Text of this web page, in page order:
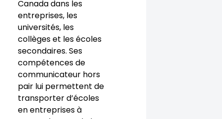
Canada dans les
entreprises, les
universités, les
collèges et les écoles
secondaires. Ses
compétences de
communicateur hors
pair lui permettent de
transporter d’écoles
en entreprises à